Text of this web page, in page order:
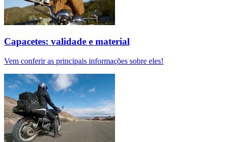
Capacetes: validade e material
Vem conferir as principais informações sobre eles!